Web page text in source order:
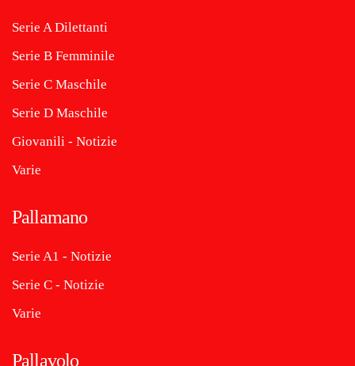
Serie A Dilettanti
Serie B Femminile
Serie C Maschile
Serie D Maschile
Giovanili - Notizie
Varie
Pallamano
Serie A1 - Notizie
Serie C - Notizie
Varie
Pallavolo